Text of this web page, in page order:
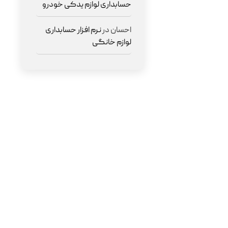
حسابداری لوازم یدکی خودرو
احساندرنرم افزار حسابداری
لوازم خانگی